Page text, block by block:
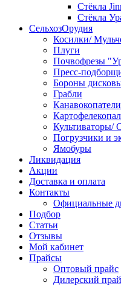
Стёкла
Стёкла
СельхозОрудия
Косилки/
Плуги
Почвофрезы
Пресс-
Бороны
Грабли
Канавокопатели
Культиваторы/
Погрузчики и
Ямобуры
Ликвидация
Акции
Доставка и оплата
Контакты
Официальные
Подбор
Статьи
Отзывы
Мой кабинет
Прайсы
Оптовый прайс
Дилерский